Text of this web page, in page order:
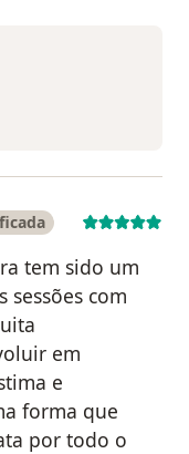
tem sido um
sessões com
em
e
forma que
por todo o